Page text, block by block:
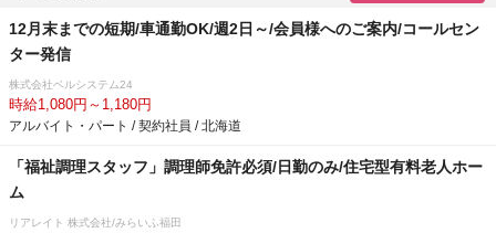
12月末までの短期/車通勤OK/週2日～/会員様へのご案内/コールセン
ター発信
株式会社ベルシステム24
時給1,080円～1,180円
アルバイト・パート / 契約社員 / 北海道
「福祉調理スタッフ」調理師免許必須/日勤のみ/住宅型有料老人ホー
ム
リアレイト 株式会社/みらいふ福田